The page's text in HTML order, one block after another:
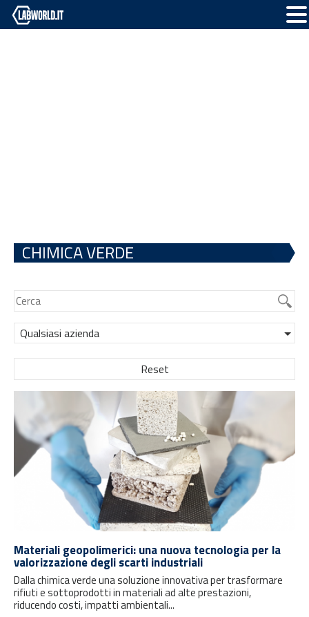
CHIMICA VERDE
Qualsiasi azienda
Reset
Materiali geopolimerici: una nuova tecnologia per la
valorizzazione degli scarti industriali
Dalla chimica verde una soluzione innovativa per trasformare
rifiuti e sottoprodotti in materiali ad alte prestazioni,
riducendo costi, impatti ambientali...